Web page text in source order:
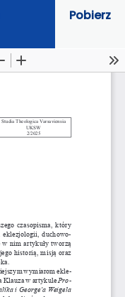
Pobierz